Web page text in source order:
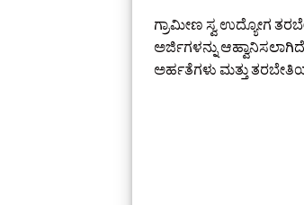
ಗ್ರಾಮೀಣ ಸ್ವ ಉದ್ಯೋಗ
ಅರ್ಜಿಗಳನ್ನು
ಅರ್ಹತೆಗಳು ಮತ್ತು